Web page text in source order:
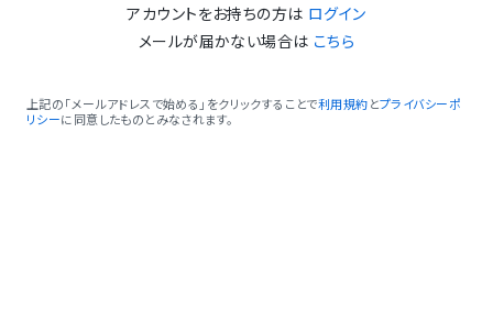
アカウントをお持ちの方は ログイン
メールが届かない場合は こちら
上記の「メールアドレスで始める」をクリックすることで利用規約 とプライバシーポ
リシーに同意したものとみなされます。